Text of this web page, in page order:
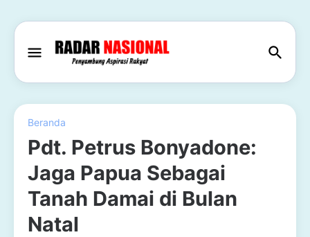
Beranda
Pdt. Petrus Bonyadone:
Jaga Papua Sebagai
Tanah Damai di Bulan
Natal